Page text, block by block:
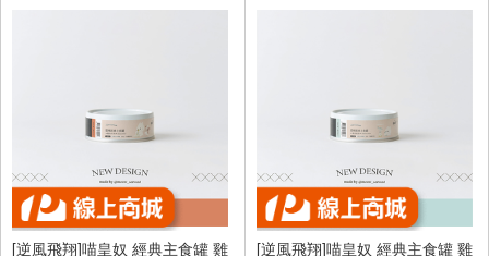
[逆風飛翔]喵皇奴 經典主食罐 雞
[逆風飛翔]喵皇奴 經典主食罐 雞